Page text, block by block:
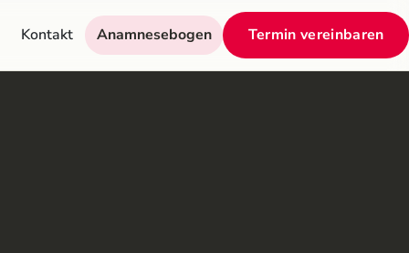
Kontakt Anamnesebogen Termin vereinbaren